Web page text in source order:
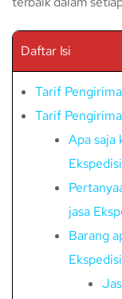
Daftar Isi
Tarif
Tarif
Apa saja
jasa
Barang